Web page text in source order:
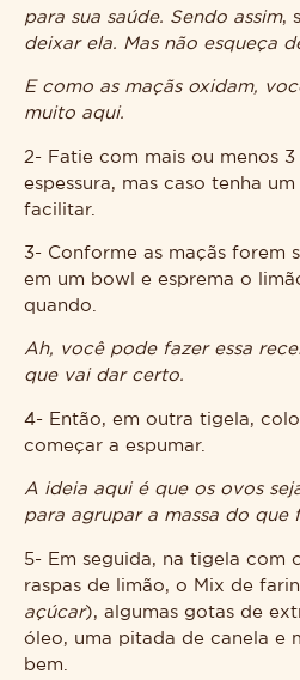
para sua saúde. Sendo assim,
deixar ela. Mas não esqueça
E como as maçãs oxidam,
muito aqui.
2- Fatie com mais ou menos
espessura, mas caso tenha
facilitar.
3- Conforme as maçãs forem
em um bowl e esprema o
quando.
Ah, você pode fazer essa
que vai dar certo.
4- Então, em outra tigela,
começar a espumar.
A ideia aqui é que os ovos
para agrupar a massa do que
5- Em seguida, na tigela com
raspas de limão, o Mix de
açúcar), algumas gotas de
óleo, uma pitada de canela e
bem.